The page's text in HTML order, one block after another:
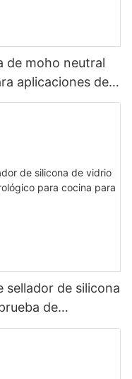
de moho neutral
aplicaciones de
sellador de silicona
de
cocina